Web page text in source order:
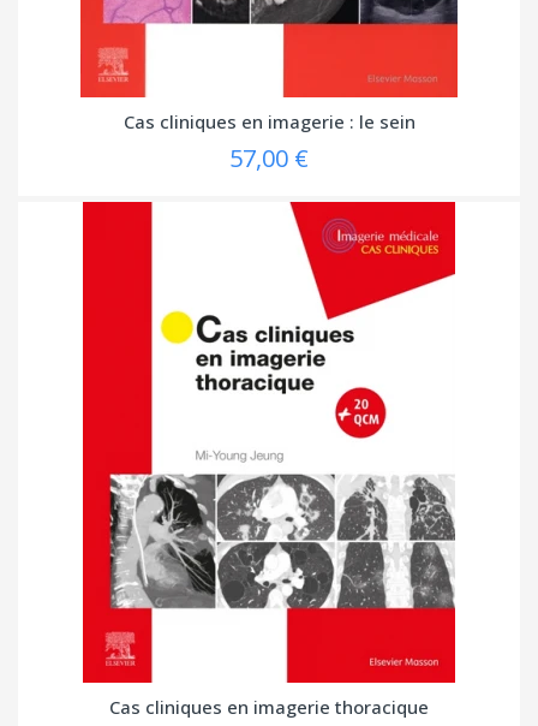
Cas cliniques en imagerie : le sein
57,00 €
Cas cliniques en imagerie thoracique